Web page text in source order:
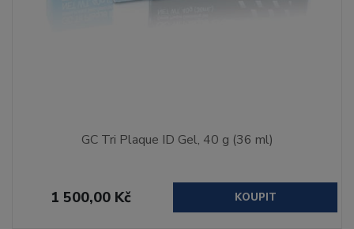
GC Tri Plaque ID Gel, 40 g (36 ml)
1 500,00 Kč KOUPIT